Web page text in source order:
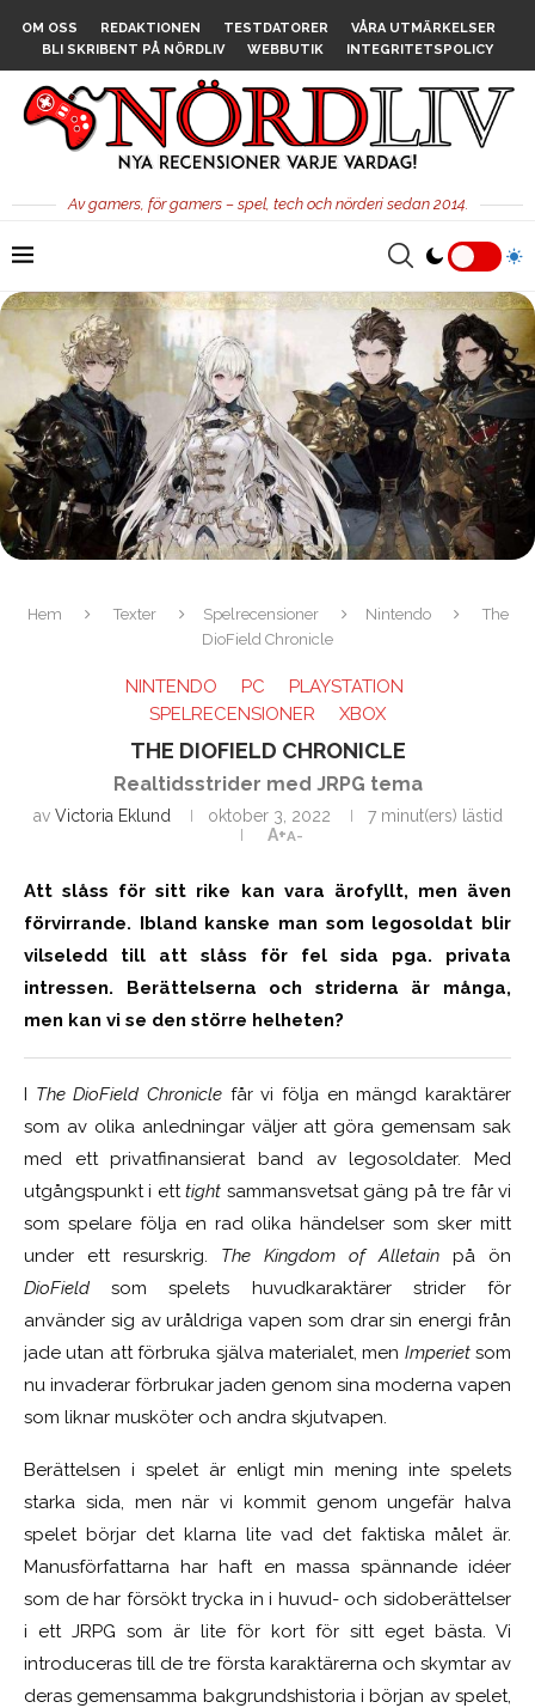
OM OSS REDAKTIONEN TESTDATORER
VÅRA UTMÄRKELSER
BLI SKRIBENT PÅ NÖRDLIV
WEBBUTIK INTEGRITETSPOLICY
Av gamers, för gamers – spel, tech och nörderi sedan 2014.
Hem Texter Spelrecensioner Nintendo
The
DioField Chronicle
NINTENDO PC
PLAYSTATION
SPELRECENSIONER
XBOX
THE DIOFIELD CHRONICLE
Realtidsstrider med JRPG tema
av Victoria Eklund oktober 3, 2022
7 minut(ers) lästid
A+A-
Att slåss för sitt rike kan vara ärofyllt, men även
förvirrande. Ibland kanske man som legosoldat blir
vilseledd till att slåss för fel sida pga. privata
intressen. Berättelserna och striderna är många,
men kan vi se den större helheten?
I The DioField Chronicle får vi följa en mängd karaktärer
som av olika anledningar väljer att göra gemensam sak
med ett privatfinansierat band av legosoldater. Med
utgångspunkt i etttight sammansvetsat gäng på tre får vi
som spelare följa en rad olika händelser som sker mitt
under ett resurskrig. The Kingdom of Alletain på ön
DioFieldsom spelets huvudkaraktärer strider för
använder sig av uråldriga vapen som drar sin energi från
jade utan att förbruka själva materialet, men Imperiet som
nu invaderar förbrukar jaden genom sina moderna vapen
som liknar musköter och andra skjutvapen.
Berättelsen i spelet är enligt min mening inte spelets
starka sida, men när vi kommit genom ungefär halva
spelet börjar det klarna lite vad det faktiska målet är.
Manusförfattarna har haft en massa spännande idéer
som de har försökt trycka in i huvud- och sidoberättelser
i ett JRPG som är lite för kort för sitt eget bästa. Vi
introduceras till de tre första karaktärerna och skymtar av
deras gemensamma bakgrundshistoria i början av spelet,